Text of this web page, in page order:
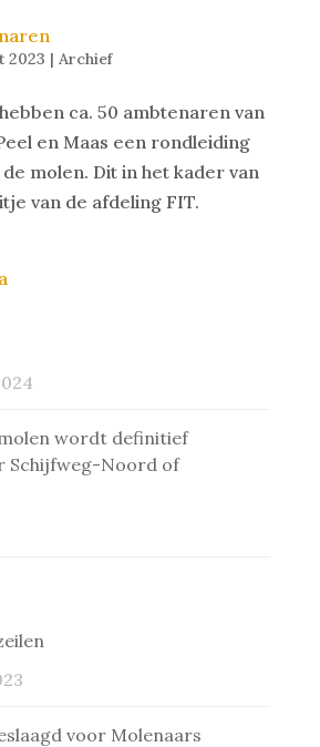
2023 | Archief
ca. 50 ambtenaren van
en Maas een rondleiding
molen. Dit in het kader van
van de afdeling FIT.
wordt definitief
Schijfweg-Noord of
voor Molenaars